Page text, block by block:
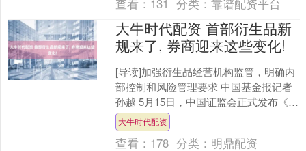
查看： 131 分类：靠谱配资平台
大牛时代配资 首部衍生品新
规来了, 券商迎来这些变化!
[导读]加强衍生品经营机构监管，明确内
部控制和风险管理要求 中国基金报记者
孙越 5月15日，中国证监会正式发布《衍
生品交易监督管理办法（试行）》（以
下简称《办法....
大牛时代配资
查看： 178 分类： 明鼎配资